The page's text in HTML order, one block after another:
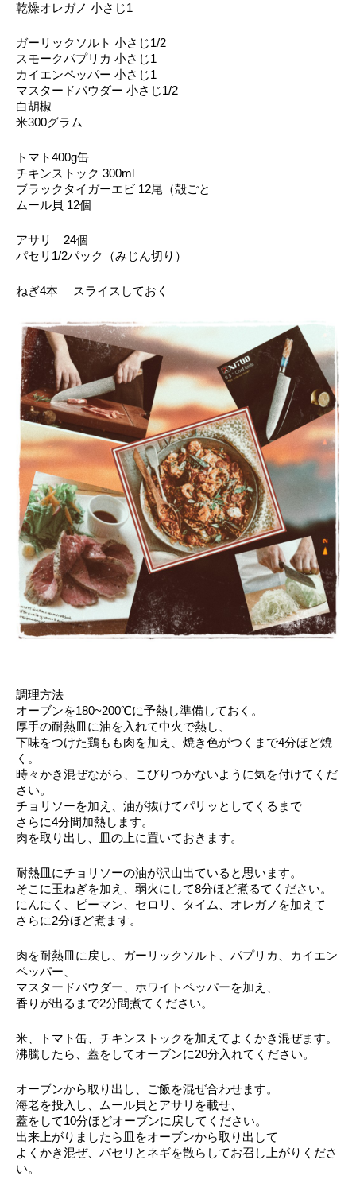
乾燥オレガノ 小さじ1
ガーリックソルト 小さじ1/2
スモークパプリカ 小さじ1
カイエンペッパー 小さじ1
マスタードパウダー 小さじ1/2
白胡椒
米300グラム
トマト400g缶
チキンストック 300ml
ブラックタイガーエビ 12尾（殻ごと
ムール貝 12個
アサリ　24個
パセリ1/2パック（みじん切り）
ねぎ4本　 スライスしておく
調理方法
オーブンを180~200℃に予熱し準備しておく。
厚手の耐熱皿に油を入れて中火で熱し、
下味をつけた鶏もも肉を加え、焼き色がつくまで4分ほど焼
く。
時々かき混ぜながら、こびりつかないように気を付けてくだ
さい。
チョリソーを加え、油が抜けてパリッとしてくるまで
さらに4分間加熱します。
肉を取り出し、皿の上に置いておきます。
耐熱皿にチョリソーの油が沢山出ていると思います。
そこに玉ねぎを加え、弱火にして8分ほど煮るてください。
にんにく、ピーマン、セロリ、タイム、オレガノを加えて
さらに2分ほど煮ます。
肉を耐熱皿に戻し、ガーリックソルト、パプリカ、カイエン
ペッパー、
マスタードパウダー、ホワイトペッパーを加え、
香りが出るまで2分間煮てください。
米、トマト缶、チキンストックを加えてよくかき混ぜます。
沸騰したら、蓋をしてオーブンに20分入れてください。
オーブンから取り出し、ご飯を混ぜ合わせます。
海老を投入し、ムール貝とアサリを載せ、
蓋をして10分ほどオーブンに戻してください。
出来上がりましたら皿をオーブンから取り出して
よくかき混ぜ、パセリとネギを散らしてお召し上がりくださ
い。